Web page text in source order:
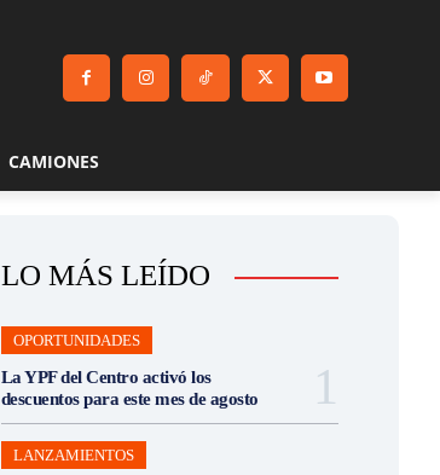
CAMIONES
LO MÁS LEÍDO
OPORTUNIDADES
La YPF del Centro activó los
descuentos para este mes de agosto
LANZAMIENTOS